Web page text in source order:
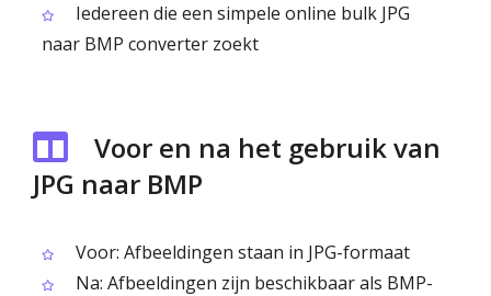
Iedereen die een simpele online bulk JPG
naar BMP converter zoekt
Voor en na het gebruik van
JPG naar BMP
Voor: Afbeeldingen staan in JPG-formaat
Na: Afbeeldingen zijn beschikbaar als BMP-